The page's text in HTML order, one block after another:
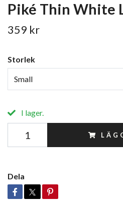
Piké Thin White
359 kr
Storlek
Small
I lager.
Dela